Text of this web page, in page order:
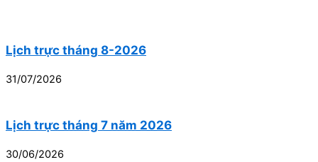
Lịch trực tháng 8-2026
31/07/2026
Lịch trực tháng 7 năm 2026
30/06/2026